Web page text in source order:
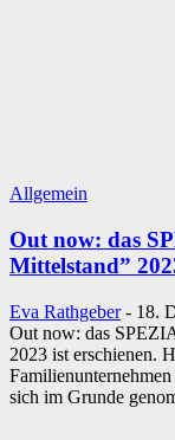
Allgemein
Out now: das
Mittelstand”
Eva Rathgeber - 18.
Out now: das
2023 ist erschienen.
sich im Grunde